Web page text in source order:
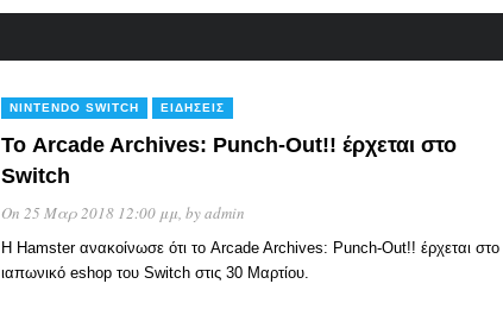
NINTENDO SWITCH ΕΙΔΉΣΕΙΣ
Το Arcade Archives: Punch-Out!! έρχεται στο
Switch
On 25 Μαρ 2018 12:00 μμ, byadmin
Η Hamster ανακοίνωσε ότι το Arcade Archives: Punch-Out!! έρχεται στο
ιαπωνικό eshop του Switch στις 30 Μαρτίου.